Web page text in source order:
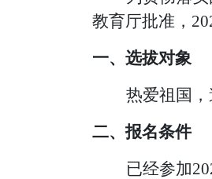
教育厅批准，
一、选拔对象
热爱祖国，
二、报名条件
已经参加